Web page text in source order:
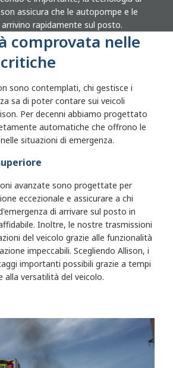
assicura che le autopompe e le
rapidamente sul posto.
comprovata nelle
sono contemplati, chi gestisce i
sa di poter contare sui veicoli
Per decenni abbiamo progettato
automatiche che offrono le
situazioni di emergenza.
avanzate sono progettate per
eccezionale e assicurare a chi
di arrivare sul posto in
Inoltre, le nostre trasmissioni
del veicolo grazie alle funzionalità
impeccabili. Scegliendo Allison, i
importanti possibili grazie a tempi
alla versatilità del veicolo.